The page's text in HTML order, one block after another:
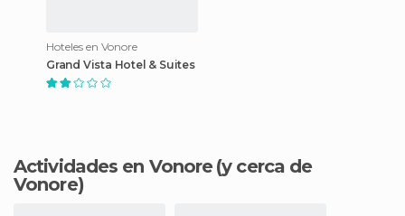
Hoteles en Vonore
Grand Vista Hotel & Suites
Actividades en Vonore (y cerca de
Vonore)